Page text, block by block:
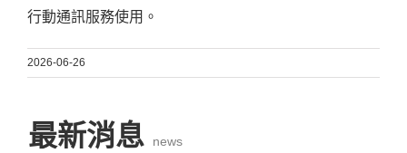
行動通訊服務使用。
2026-06-26
最新消息 news